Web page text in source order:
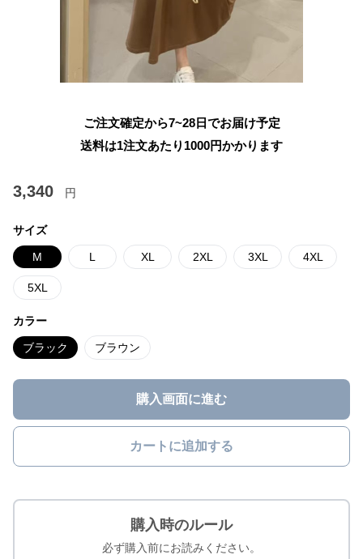
ご注文確定から7~28日でお届け予定
送料は1注文あたり 1000円かかります
3,340 円
サイズ
M L XL 2XL 3XL 4XL
5XL
カラー
ブラック ブラウン
購入画面に進む
カートに追加する
購入時のルール
必ず購入前にお読みください。